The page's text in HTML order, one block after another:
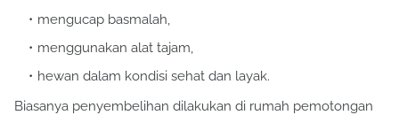
mengucap basmalah,
menggunakan alat tajam,
hewan dalam kondisi sehat dan layak.
Biasanya penyembelihan dilakukan di rumah pemotongan